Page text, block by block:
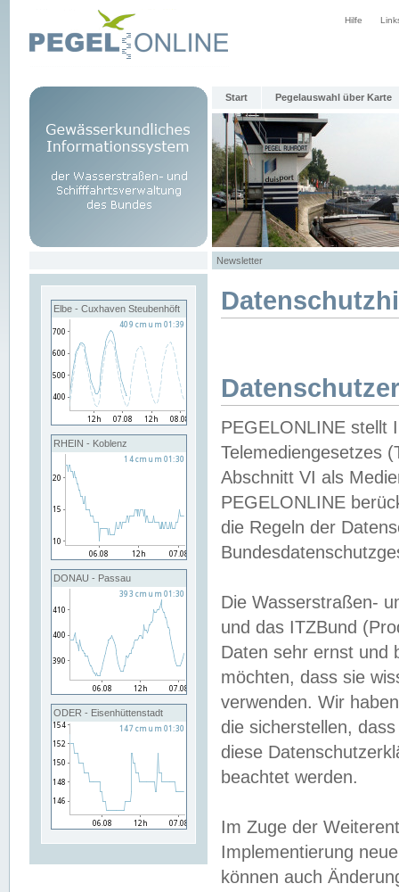
Hilfe
Start Pegelauswahl über Karte
Newsletter
Elbe - Cuxhaven Steubenhöft
RHEIN - Koblenz
DONAU - Passau
ODER - Eisenhüttenstadt
PEGELONLINE stellt
Telemediengesetzes
Abschnitt VI als
PEGELONLINE
die Regeln der
Die Wasserstraßen-
und das ITZBund
Daten sehr ernst und
möchten, dass sie
verwenden. Wir
die sicherstellen,
diese
beachtet werden.
Im Zuge der
Implementierung
können auch